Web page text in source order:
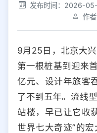
社交平台
选择防红平台类型，避免链接
iOS Android
选择允许访问的平台类型
发布时间：2026-
作
9月25日，北京大
第一根桩基到迎来
亿元、设计年旅客
了不到五年。流线
站楼，早已让它收
世界七大奇迹”的